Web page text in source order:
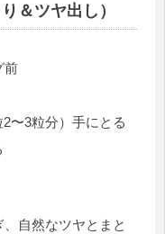
＆ツヤ出し）
前
〜3粒分）手にとる
、自然なツヤとまと